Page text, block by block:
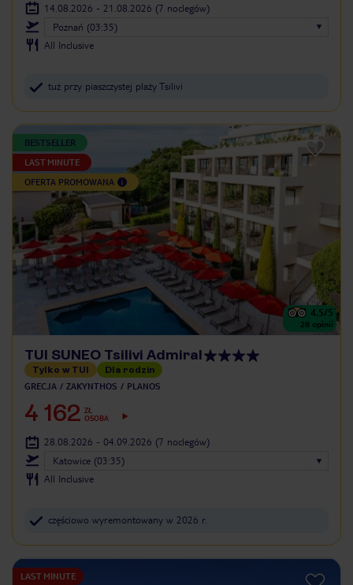
14.08.2026 - 21.08.2026 (7 noclegów)
Poznań (03:35)
All Inclusive
tuż przy piaszczystej plaży Tsilivi
BESTSELLER
LAST MINUTE
OFERTA PROMOWANA
4.5/5
28 opinii
TUI SUNEO Tsilivi Admiral
Tylko w TUI Dla rodzin
GRECJA ZAKYNTHOS PLANOS
4 162 ZŁ
OSOBA
28.08.2026 - 04.09.2026 (7 noclegów)
Katowice (03:35)
All Inclusive
częściowo wyremontowany w 2026 r.
LAST MINUTE